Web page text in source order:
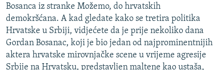
Bosanca iz stranke Možemo, do hrvatskih
demokršćana. A kad gledate kako se tretira politika
Hrvatske u Srbiji, vidjećete da je prije nekoliko dana
Gordan Bosanac, koji je bio jedan od najprominentnijih
aktera hrvatske mirovnjačke scene u vrijeme agresije
Srbije na Hrvatsku, predstavljen maltene kao ustaša,